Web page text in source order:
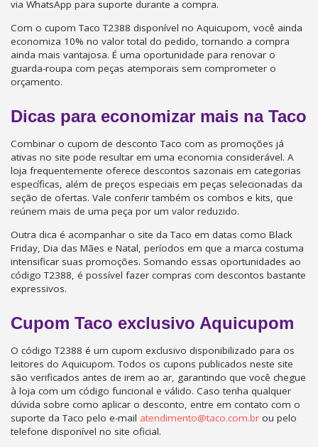
via WhatsApp para suporte durante a compra.
Com o cupom Taco T2388 disponível no Aquicupom, você ainda
economiza 10% no valor total do pedido, tornando a compra
ainda mais vantajosa. É uma oportunidade para renovar o
guarda-roupa com peças atemporais sem comprometer o
orçamento.
Dicas para economizar mais na Taco
Combinar o cupom de desconto Taco com as promoções já
ativas no site pode resultar em uma economia considerável. A
loja frequentemente oferece descontos sazonais em categorias
específicas, além de preços especiais em peças selecionadas da
seção de ofertas. Vale conferir também os combos e kits, que
reúnem mais de uma peça por um valor reduzido.
Outra dica é acompanhar o site da Taco em datas como Black
Friday, Dia das Mães e Natal, períodos em que a marca costuma
intensificar suas promoções. Somando essas oportunidades ao
código T2388, é possível fazer compras com descontos bastante
expressivos.
Cupom Taco exclusivo Aquicupom
O código T2388 é um cupom exclusivo disponibilizado para os
leitores do Aquicupom. Todos os cupons publicados neste site
são verificados antes de irem ao ar, garantindo que você chegue
à loja com um código funcional e válido. Caso tenha qualquer
dúvida sobre como aplicar o desconto, entre em contato com o
suporte da Taco pelo e-mail atendimento@taco.com.br ou pelo
telefone disponível no site oficial.